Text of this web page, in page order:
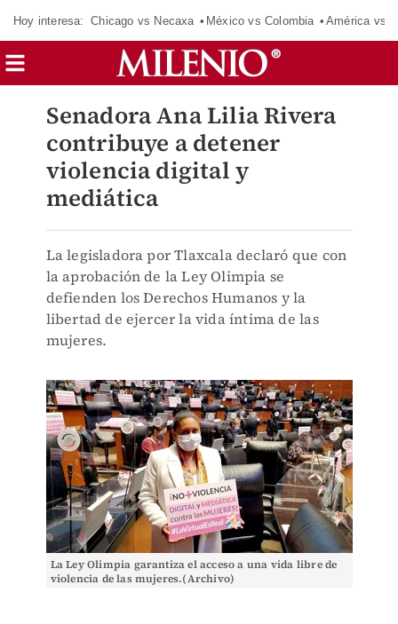
Hoy interesa: Chicago vs Necaxa México vs Colombia América vs
Senadora Ana Lilia Rivera
contribuye a detener
violencia digital y
mediática
La legisladora por Tlaxcala declaró que con
la aprobación de la Ley Olimpia se
defienden los Derechos Humanos y la
libertad de ejercer la vida íntima de las
mujeres.
La Ley Olimpia garantiza el acceso a una vida libre de
violencia de las mujeres.(Archivo)